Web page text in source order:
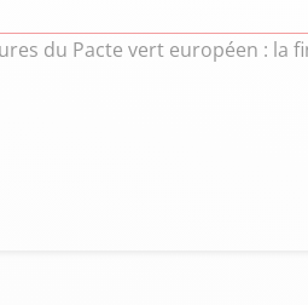
du Pacte vert européen : la